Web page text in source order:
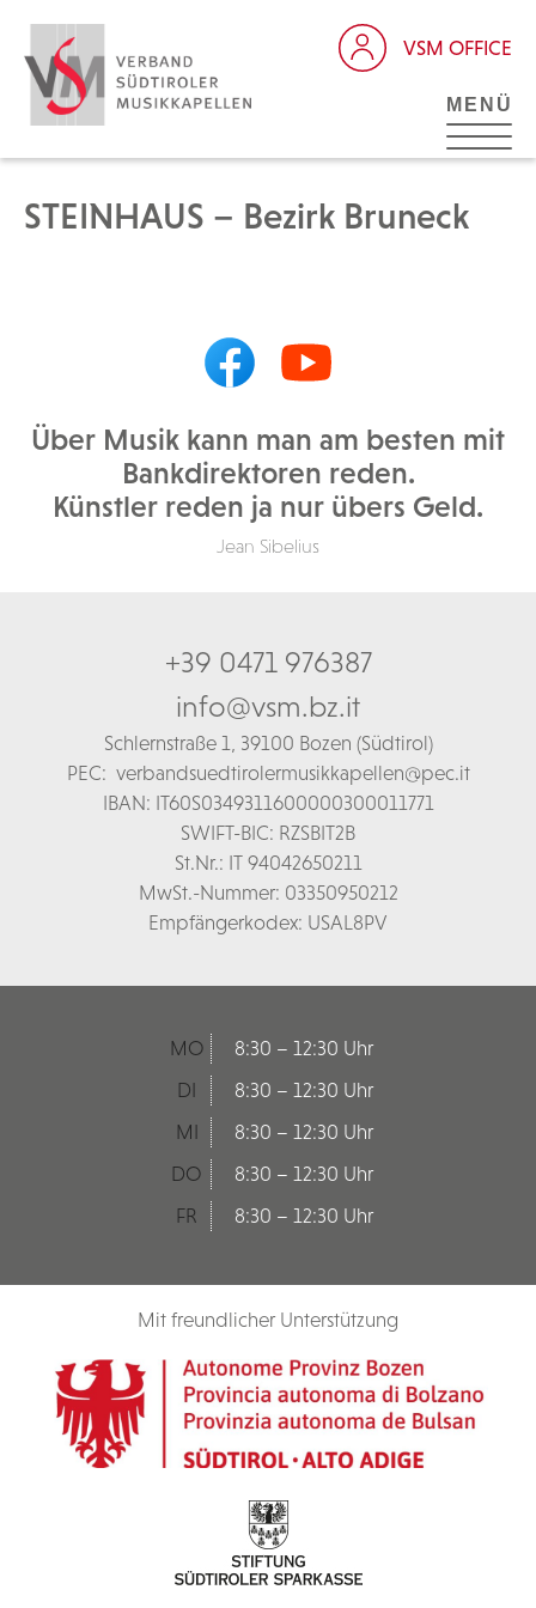
VSM OFFICE
MENÜ
STEINHAUS – Bezirk Bruneck
Über Musik kann man am besten mit
Bankdirektoren reden.
Künstler reden ja nur übers Geld.
Jean Sibelius
+39 0471 976387
info@vsm.bz.it
Schlernstraße 1, 39100 Bozen (Südtirol)
PEC: verbandsuedtirolermusikkapellen@pec.it
IBAN: IT60S0349311600000300011771
SWIFT-BIC: RZSBIT2B
St.Nr.: IT 94042650211
MwSt.-Nummer: 03350950212
Empfängerkodex: USAL8PV
MO
8:30 – 12:30 Uhr
DI
8:30 – 12:30 Uhr
MI
8:30 – 12:30 Uhr
DO
8:30 – 12:30 Uhr
FR
8:30 – 12:30 Uhr
Mit freundlicher Unterstützung